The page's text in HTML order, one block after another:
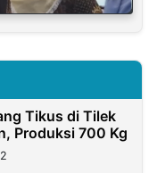
Tikus di Tilek
Produksi 700 Kg